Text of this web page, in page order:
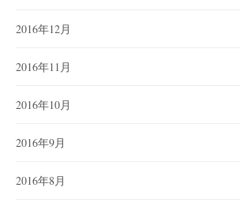
2016年12月
2016年11月
2016年10月
2016年9月
2016年8月